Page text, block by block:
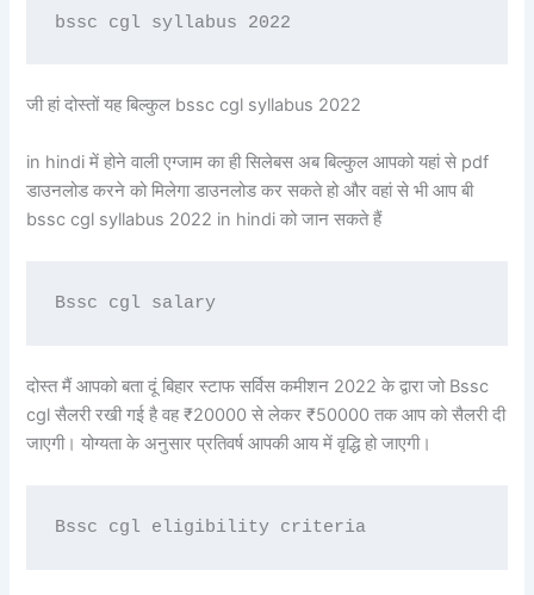
bssc cgl syllabus 2022
जी हां दोस्तों यह बिल्कुल bssc cgl syllabus 2022
in hindi में होने वाली एग्जाम का ही सिलेबस अब बिल्कुल आपको यहां से pdf
डाउनलोड करने को मिलेगा डाउनलोड कर सकते हो और वहां से भी आप बी
bssc cgl syllabus 2022 in hindi को जान सकते हैं
Bssc cgl salary
दोस्त मैं आपको बता दूं बिहार स्टाफ सर्विस कमीशन 2022 के द्वारा जो Bssc
cgl सैलरी रखी गई है वह ₹20000 से लेकर ₹50000 तक आप को सैलरी दी
जाएगी। योग्यता के अनुसार प्रतिवर्ष आपकी आय में वृद्धि हो जाएगी।
Bssc cgl eligibility criteria